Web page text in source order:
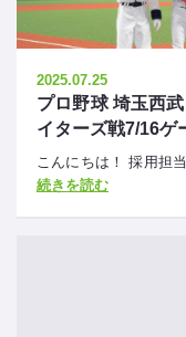
2025.07.25
プロ野球 埼玉西
イターズ戦7/16ゲ
こんにちは！ 採用担
続きを読む